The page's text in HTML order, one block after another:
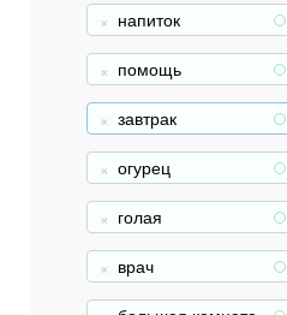
напиток +
помощь +
завтрак +
огурец +
голая +
врач +